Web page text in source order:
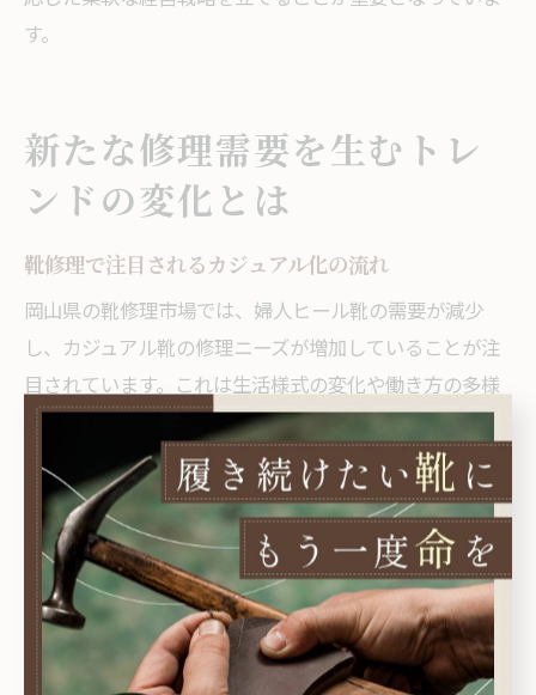
す。
新たな修理需要を生むトレ
ンドの変化とは
靴修理で注目されるカジュアル化の流れ
岡山県の靴修理市場では、婦人ヒール靴の需要が減少
し、カジュアル靴の修理ニーズが増加していることが注
目されています。これは生活様式の変化や働き方の多様
化により、日常的に履きやすいスニーカーやフラットシ
ューズが好まれる傾向が強まったためです。
例えば、通勤や子育てで動きやすさを重視する女性が増
え、修理もカジュアル靴にシフトしています。この流れ
は岡山県の靴修理業者にとって、新たなサービス展開の
チャンスとなっています。
カジュアル化は単なるトレンドではなく、長期的な市場